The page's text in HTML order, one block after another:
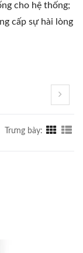
cho hệ thống;
cấp sự hài lòng
Trưng bày: